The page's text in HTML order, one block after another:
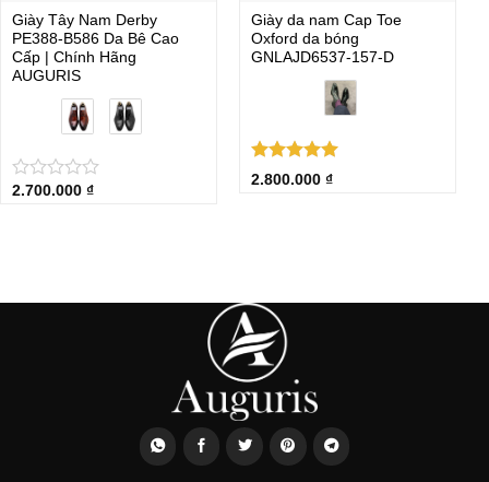
Giày Tây Nam Derby
PE388-B586 Da Bê Cao
Cấp | Chính Hãng
AUGURIS
★
★
★
★
★
2.700.000 ₫
Giày da nam Cap Toe
Oxford da bóng
GNLAJD6537-157-D
Được xếp
2.800.000 ₫